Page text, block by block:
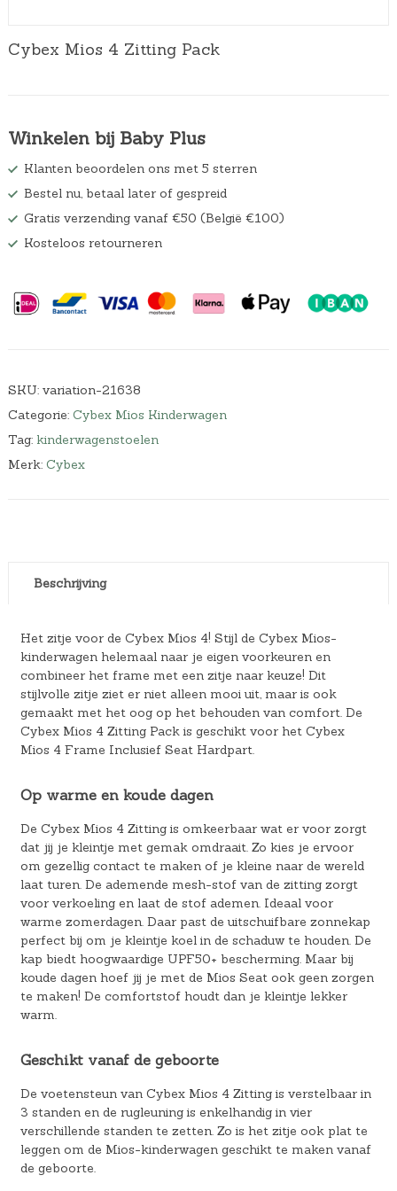
Cybex Mios 4 Zitting Pack
Winkelen bij Baby Plus
Klanten beoordelen ons met 5 sterren
Bestel nu, betaal later of gespreid
Gratis verzending vanaf €50 (België €100)
Kosteloos retourneren
SKU: variation-21638
Categorie: Cybex Mios Kinderwagen
Tag: kinderwagenstoelen
Merk: Cybex
Beschrijving
Het zitje voor de Cybex Mios 4! Stijl de Cybex Mios-
kinderwagen helemaal naar je eigen voorkeuren en
combineer het frame met een zitje naar keuze! Dit
stijlvolle zitje ziet er niet alleen mooi uit, maar is ook
gemaakt met het oog op het behouden van comfort. De
Cybex Mios 4 Zitting Pack is geschikt voor het Cybex
Mios 4 Frame Inclusief Seat Hardpart.
Op warme en koude dagen
De Cybex Mios 4 Zitting is omkeerbaar wat er voor zorgt
dat jij je kleintje met gemak omdraait. Zo kies je ervoor
om gezellig contact te maken of je kleine naar de wereld
laat turen. De ademende mesh-stof van de zitting zorgt
voor verkoeling en laat de stof ademen. Ideaal voor
warme zomerdagen. Daar past de uitschuifbare zonnekap
perfect bij om je kleintje koel in de schaduw te houden. De
kap biedt hoogwaardige UPF50+ bescherming. Maar bij
koude dagen hoef jij je met de Mios Seat ook geen zorgen
te maken! De comfortstof houdt dan je kleintje lekker
warm.
Geschikt vanaf de geboorte
De voetensteun van Cybex Mios 4 Zitting is verstelbaar in
3 standen en de rugleuning is enkelhandig in vier
verschillende standen te zetten. Zo is het zitje ook plat te
leggen om de Mios-kinderwagen geschikt te maken vanaf
de geboorte.